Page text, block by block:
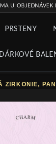
U OBJEDNÁVEK
PRSTENY
DÁRKOVÉ
ZIRKONIE,